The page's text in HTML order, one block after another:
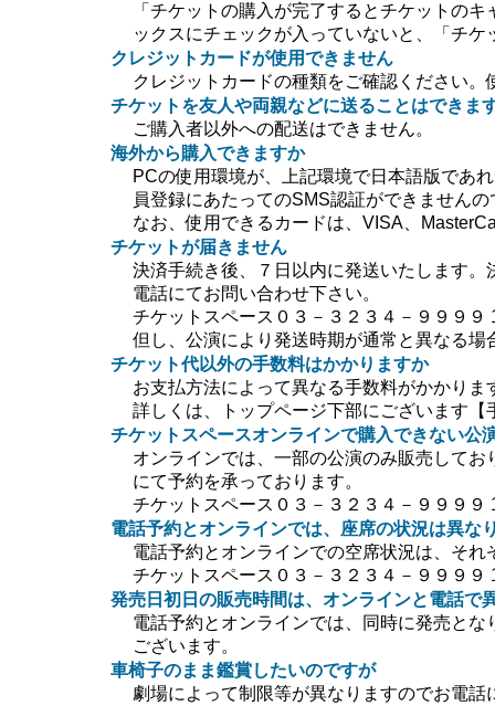
「チケットの購入が完了するとチケットの
ックスにチェックが入っていないと、「チ
クレジットカードが使用できません
クレジットカードの種類をご確認ください
チケットを友人や両親などに送ることはできま
ご購入者以外への配送はできません。
海外から購入できますか
PCの使用環境が、上記環境で日本語版であ
員登録にあたってのSMS認証ができません
なお、使用できるカードは、VISA、
チケットが届きません
決済手続き後、７日以内に発送いたします
電話にてお問い合わせ下さい。
チケットスペース０３－３２３４－９９９９
但し、公演により発送時期が通常と異なる
チケット代以外の手数料はかかりますか
お支払方法によって異なる手数料がかかりま
詳しくは、トップページ下部にございます【
チケットスペースオンラインで購入できない公
オンラインでは、一部の公演のみ販売して
にて予約を承っております。
チケットスペース０３－３２３４－９９９９
電話予約とオンラインでは、座席の状況は異な
電話予約とオンラインでの空席状況は、それ
チケットスペース０３－３２３４－９９９９
発売日初日の販売時間は、オンラインと電話で
電話予約とオンラインでは、同時に発売と
ございます。
車椅子のまま鑑賞したいのですが
劇場によって制限等が異なりますのでお電話